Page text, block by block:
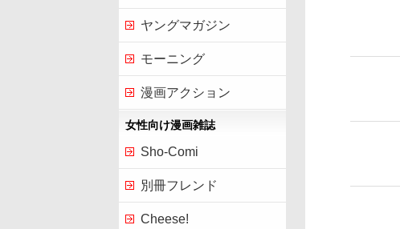
ヤングマガジン
モーニング
漫画アクション
女性向け漫画雑誌
Sho-Comi
別冊フレンド
Cheese!